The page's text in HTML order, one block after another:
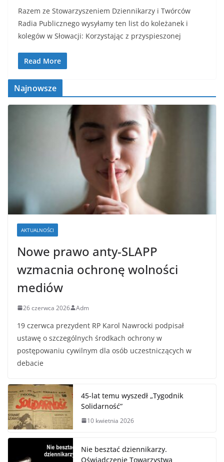
Razem ze Stowarzyszeniem Dziennikarzy i Twórców
Radia Publicznego wysyłamy ten list do koleżanek i
kolegów w Słowacji: Korzystając z przyspieszonej
Read More
Najnowsze
AKTUALNOŚCI
Nowe prawo anty-SLAPP
wzmacnia ochronę wolności
mediów
26 czerwca 2026 Adm
19 czerwca prezydent RP Karol Nawrocki podpisał
ustawę o szczególnych środkach ochrony w
postępowaniu cywilnym dla osób uczestniczących w
debacie
45-lat temu wyszedł „Tygodnik
Solidarność”
10 kwietnia 2026
Nie besztać dziennikarzy.
Oświadczenie Towarzystwa